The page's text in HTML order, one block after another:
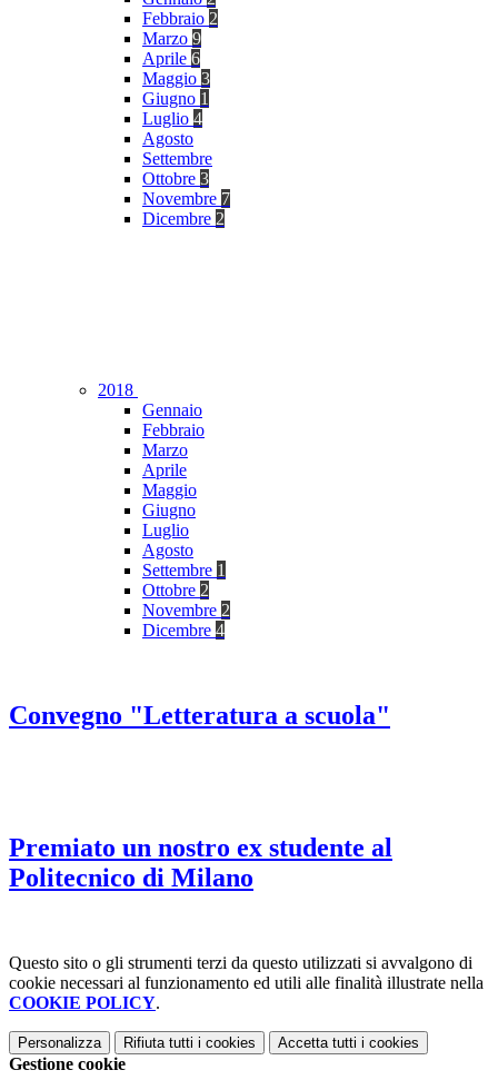
Febbraio 2
Marzo 9
Aprile 6
Maggio 3
Giugno 1
Luglio 4
Agosto
Settembre
Ottobre 3
Novembre 7
Dicembre 2
2018
Gennaio
Febbraio
Marzo
Aprile
Maggio
Giugno
Luglio
Agosto
Settembre 1
Ottobre 2
Novembre 2
Dicembre 4
Convegno "Letteratura a scuola"
Premiato un nostro ex studente al
Politecnico di Milano
Questo sito o gli strumenti terzi da questo utilizzati si avvalgono di
cookie necessari al funzionamento ed utili alle finalità illustrate nella
COOKIE POLICY.
Personalizza Rifiuta tutti i cookies Accetta tutti i cookies
Gestione cookie